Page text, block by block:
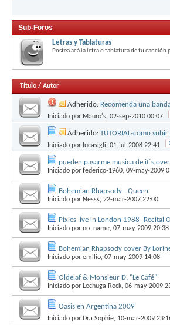
Sub-Foros
Letras y Tablaturas
Postea acá la letra o tablatura de tu canción
Título / Autor
Adherido: Recomenda una
Iniciado por Mauro's, 02-sep-2010 00:07
Adherido: TUTORIAL-como
Iniciado por lucasigli, 01-jul-2008 22:41
pueden pasarme musica de it´s
Iniciado por federico-1960, 09-may-2009
Bohemian Rhapsody - Queen
Iniciado por Nesss, 22-mar-2007 22:00
Pixies live in London 1988 [Recital
Iniciado por no_name, 07-may-2009 20:38
Bohemian Rhapsody cover By
Iniciado por emilio, 07-may-2009 14:08
Oldelaf & Monsieur D. "Le Café"
Iniciado por Lechuga Rock, 06-may-2009
Oasis en Argentina 2009
Iniciado por Dra.Sophie, 10-mar-2009